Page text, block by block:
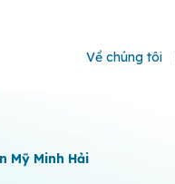
Về chúng tôi
Mỹ Minh Hải